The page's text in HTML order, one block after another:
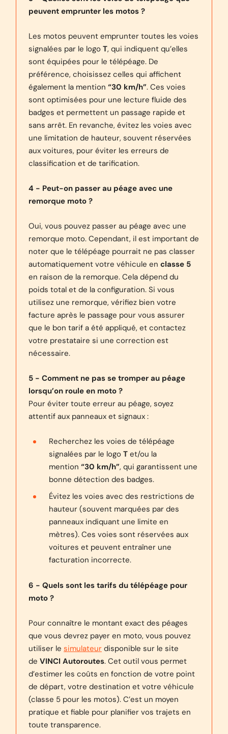
peuvent emprunter les motos ?
Les motos peuvent emprunter toutes les voies
signalées par le logo T, qui indiquent qu’elles
sont équipées pour le télépéage. De
préférence, choisissez celles qui affichent
également la mention “30 km/h”. Ces voies
sont optimisées pour une lecture fluide des
badges et permettent un passage rapide et
sans arrêt. En revanche, évitez les voies avec
une limitation de hauteur, souvent réservées
aux voitures, pour éviter les erreurs de
classification et de tarification.
4 - Peut-on passer au péage avec une
remorque moto ?
Oui, vous pouvez passer au péage avec une
remorque moto. Cependant, il est important de
noter que le télépéage pourrait ne pas classer
automatiquement votre véhicule en classe 5
en raison de la remorque. Cela dépend du
poids total et de la configuration. Si vous
utilisez une remorque, vérifiez bien votre
facture après le passage pour vous assurer
que le bon tarif a été appliqué, et contactez
votre prestataire si une correction est
nécessaire.
5 - Comment ne pas se tromper au péage
lorsqu’on roule en moto ?
Pour éviter toute erreur au péage, soyez
attentif aux panneaux et signaux :
Recherchez les voies de télépéage
signalées par le logo T et/ou la
mention “30 km/h”, qui garantissent une
bonne détection des badges.
Évitez les voies avec des restrictions de
hauteur (souvent marquées par des
panneaux indiquant une limite en
mètres). Ces voies sont réservées aux
voitures et peuvent entraîner une
facturation incorrecte.
6 - Quels sont les tarifs du télépéage pour
moto ?
Pour connaître le montant exact des péages
que vous devrez payer en moto, vous pouvez
utiliser le simulateur disponible sur le site
de VINCI Autoroutes. Cet outil vous permet
d’estimer les coûts en fonction de votre point
de départ, votre destination et votre véhicule
(classe 5 pour les motos). C’est un moyen
pratique et fiable pour planifier vos trajets en
toute transparence.